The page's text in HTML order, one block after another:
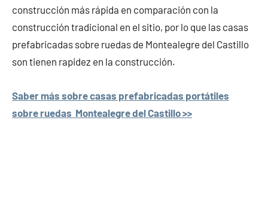
construcción más rápida en comparación con la
construcción tradicional en el sitio, por lo que las casas
prefabricadas sobre ruedas de Montealegre del Castillo
son tienen rapidez en la construcción.
Saber más sobre casas prefabricadas portátiles
sobre ruedas Montealegre del Castillo >>